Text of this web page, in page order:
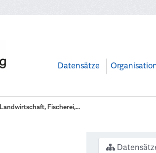
Datensätze
Landwirtschaft, Fischerei,...